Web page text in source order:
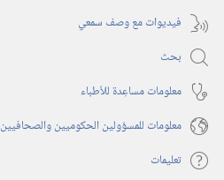
فيديوات مع وصف سمعي
بحث
معلومات مساعِدة للأطباء
معلومات للمسؤولين الحكوميين والصحافيين
تعليمات